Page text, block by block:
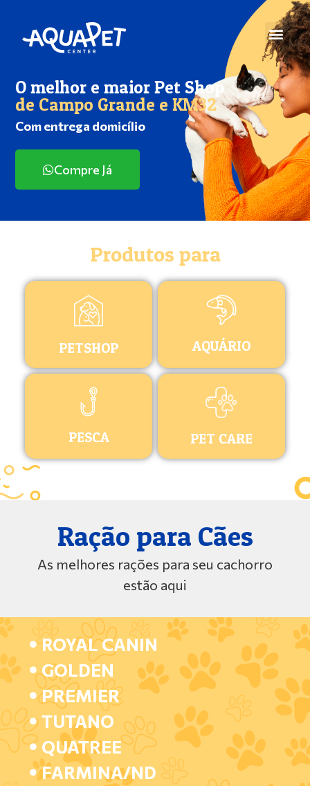
O melhor e maior Pet Shop
de Campo Grande e KM32
Com entrega domicílio
Compre Já
Produtos para
PETSHOP AQUÁRIO
PESCA PET CARE
Ração para Cães
As melhores rações para seu cachorro
estão aqui
ROYAL CANIN
GOLDEN
PREMIER
TUTANO
QUATREE
FARMINA/ND